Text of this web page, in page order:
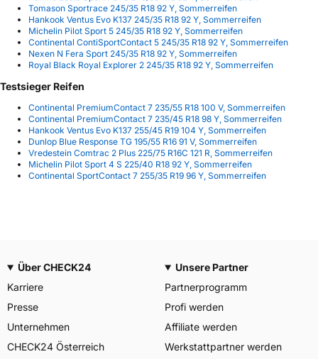
Tomason Sportrace 245/35 R18 92 Y, Sommerreifen
Hankook Ventus Evo K137 245/35 R18 92 Y, Sommerreifen
Michelin Pilot Sport 5 245/35 R18 92 Y, Sommerreifen
Continental ContiSportContact 5 245/35 R18 92 Y, Sommerreifen
Nexen N Fera Sport 245/35 R18 92 Y, Sommerreifen
Royal Black Royal Explorer 2 245/35 R18 92 Y, Sommerreifen
Testsieger Reifen
Continental PremiumContact 7 235/55 R18 100 V, Sommerreifen
Continental PremiumContact 7 235/45 R18 98 Y, Sommerreifen
Hankook Ventus Evo K137 255/45 R19 104 Y, Sommerreifen
Dunlop Blue Response TG 195/55 R16 91 V, Sommerreifen
Vredestein Comtrac 2 Plus 225/75 R16C 121 R, Sommerreifen
Michelin Pilot Sport 4 S 225/40 R18 92 Y, Sommerreifen
Continental SportContact 7 255/35 R19 96 Y, Sommerreifen
Über CHECK24
Karriere
Presse
Unternehmen
CHECK24 Österreich
Unsere Partner
Partnerprogramm
Profi werden
Affiliate werden
Werkstattpartner werden